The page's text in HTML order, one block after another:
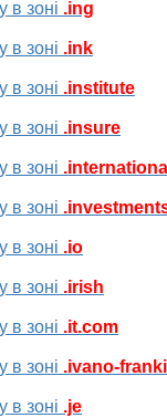
в зоні .ing
в зоні .ink
в зоні .institute
в зоні .insure
в зоні
в зоні
в зоні .io
в зоні .irish
в зоні .it.com
в зоні .ivano-
в зоні .je